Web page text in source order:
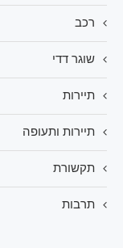
רכב
שוגר דדי
תיירות
תיירות ותעופה
תקשורת
תרבות